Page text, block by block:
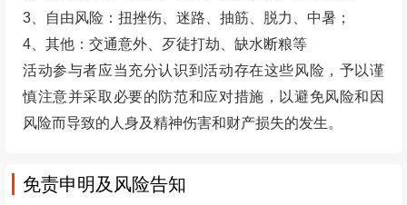
3、自由风险：扭挫伤、迷路、抽筋、脱力、中暑；
4、其他：交通意外、歹徒打劫、缺水断粮等
活动参与者应当充分认识到活动存在这些风险，予以谨
慎注意并采取必要的防范和应对措施，以避免风险和因
风险而导致的人身及精神伤害和财产损失的发生。
免责申明及风险告知